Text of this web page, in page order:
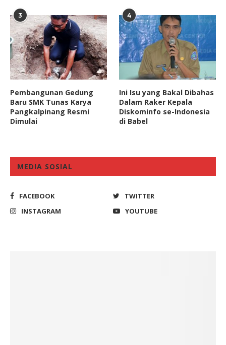
3
Pembangunan Gedung
Baru SMK Tunas Karya
Pangkalpinang Resmi
Dimulai
4
Ini Isu yang Bakal Dibahas
Dalam Raker Kepala
Diskominfo se-Indonesia
di Babel
MEDIA SOSIAL
FACEBOOK
TWITTER
INSTAGRAM
YOUTUBE